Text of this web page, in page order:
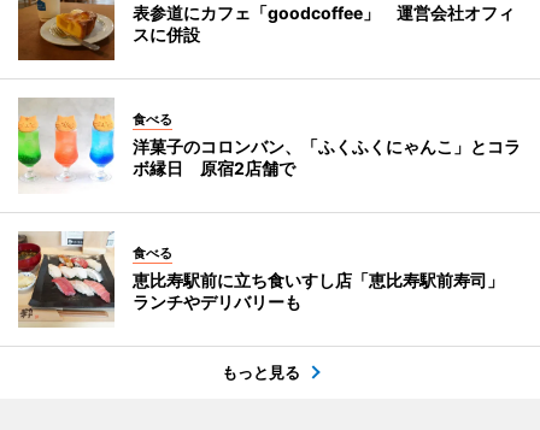
表参道にカフェ「goodcoffee」 運営会社オフィ
スに併設
食べる
洋菓子のコロンバン、「ふくふくにゃんこ」とコラ
ボ縁日 原宿2店舗で
食べる
恵比寿駅前に立ち食いすし店「恵比寿駅前寿司」
ランチやデリバリーも
もっと見る